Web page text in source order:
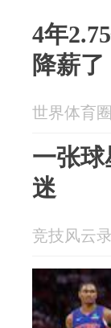
4年
降薪了
世界体育
一张
迷
竞技风云